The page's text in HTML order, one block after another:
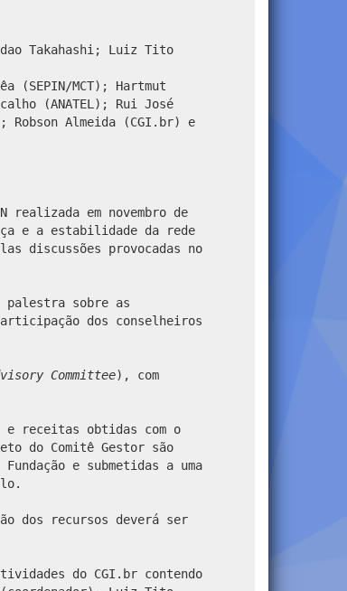
Takahashi; Luiz Tito
(SEPIN/MCT); Hartmut
(ANATEL); Rui José
Robson Almeida (CGI.br) e
realizada em novembro de
e a estabilidade da rede
discussões provocadas no
palestra sobre as
dos conselheiros
Committee), com
e receitas obtidas com o
do Comitê Gestor são
e submetidas a uma
dos recursos deverá ser
do CGI.br contendo